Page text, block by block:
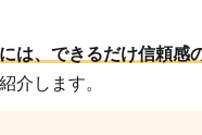
は、できるだけ信頼感
介します。